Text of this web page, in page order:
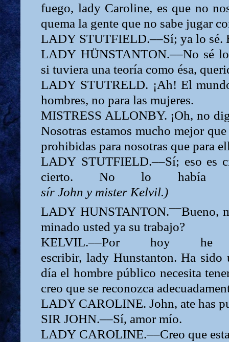
fuego, lady Caroline, es que no
quema la gente que no sabe jugar
LADY STUTFIELD.––Sí; ya lo sé.
LADYHÜNSTANTON.––No sé
si tuviera una teoría como ésa,
LADY STUTRELD. ¡Ah! El
hombres, no para las mujeres.
MISTRESS ALLONBY. ¡Oh, no
Nosotras estamos mucho mejor
prohibidas para nosotras que para
LADY STUTFIELD.––Sí; eso es
cierto. No lo había
sír John y mister Kelvil.)
LADYHUNSTANTON.––Bueno,
minado usted ya su trabajo?
KELVIL.––Por hoy he
escribir, lady Hunstanton. Ha sido
día el hombre público necesita
creo que se reconozca
LADY CAROLINE. John, ate has
SIR JOHN.––Sí, amor mío.
LADY CAROLINE.––Creo que